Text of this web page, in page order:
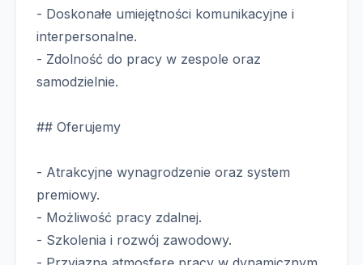
- Doskonałe umiejętności komunikacyjne i
interpersonalne.
- Zdolność do pracy w zespole oraz
samodzielnie.
## Oferujemy
- Atrakcyjne wynagrodzenie oraz system
premiowy.
- Możliwość pracy zdalnej.
- Szkolenia i rozwój zawodowy.